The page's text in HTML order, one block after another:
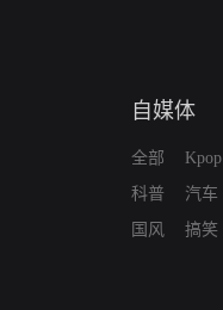
自媒体
全部
科普
国风
Kpop
汽车
搞笑